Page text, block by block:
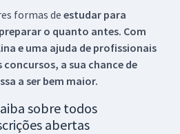
formas de estudar para
o quanto antes. Com
e uma ajuda de profissionais
concursos, a sua chance de
a ser bem maior.
sobre todos
abertas